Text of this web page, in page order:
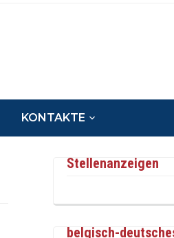
KONTAKTE
Stellenanzeigen
belgisch-